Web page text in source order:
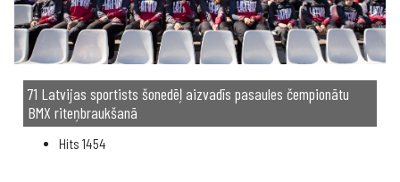
71 Latvijas sportists šonedēļ aizvadīs pasaules čempionātu
BMX riteņbraukšanā
Hits 1454